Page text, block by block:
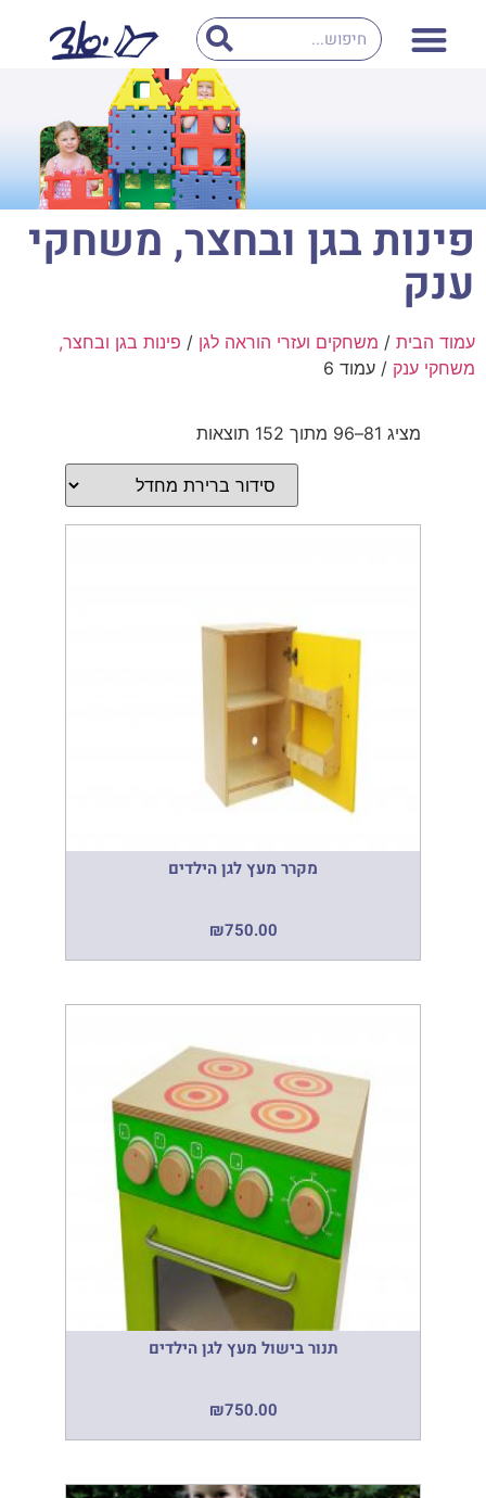
פינות בגן ובחצר, משחקי
ענק
עמוד הבית / משחקים ועזרי הוראה לגן / פינות בגן ובחצר,
משחקי ענק / עמוד 6
מציג 81–96 מתוך 152 תוצאות
מקרר מעץ לגן הילדים
₪750.00
תנור בישול מעץ לגן הילדים
₪750.00